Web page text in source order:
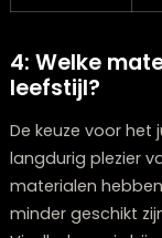
maken
verhogen
Karakter
toevoegen